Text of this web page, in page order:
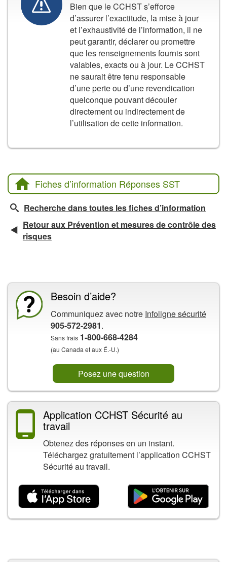
Bien que le CCHST s’efforce
d’assurer l’exactitude, la mise à jour
et l’exhaustivité de l’information, il ne
peut garantir, déclarer ou promettre
que les renseignements fournis sont
valables, exacts ou à jour. Le CCHST
ne saurait être tenu responsable
d’une perte ou d’une revendication
quelconque pouvant découler
directement ou indirectement de
l’utilisation de cette information.
Fiches d’information Réponses SST
Recherche dans toutes les fiches d’information
Retour aux Prévention et mesures de contrôle des
risques
Besoin d’aide?
Communiquez avec notre Infoligne sécurité
905-572-2981.
Sans frais 1-800-668-4284
(au Canada et aux É.-U.)
Posez une question
Application CCHST Sécurité au
travail
Obtenez des réponses en un instant.
Téléchargez gratuitement l’application CCHST
Sécurité au travail.